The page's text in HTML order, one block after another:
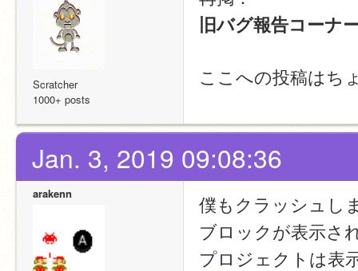
Scratcher
1000+ posts
旧バグ報告コーナ
ここへの投稿はち
Jan. 3, 2019 09:08:36
arakenn
僕もクラッシュし
ブロックが表示さ
プロジェクトは表